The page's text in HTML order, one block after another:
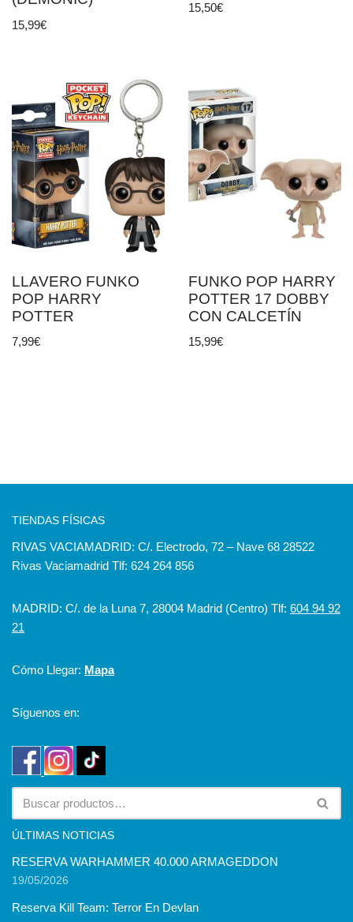
15,99€
15,50€
LLAVERO FUNKO
POP HARRY
POTTER
7,99€
FUNKO POP HARRY
POTTER 17 DOBBY
CON CALCETÍN
15,99€
TIENDAS FÍSICAS
RIVAS VACIAMADRID: C/. Electrodo, 72 – Nave 68 28522
Rivas Vaciamadrid Tlf: 624 264 856
MADRID: C/. de la Luna 7, 28004 Madrid (Centro) Tlf: 604 94 92
21
Cómo Llegar: Mapa
Síguenos en:
ÚLTIMAS NOTICIAS
RESERVA WARHAMMER 40.000 ARMAGEDDON
19/05/2026
Reserva Kill Team: Terror En Devlan